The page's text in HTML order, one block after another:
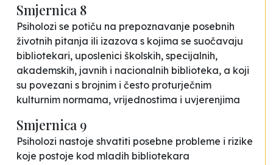
Smjernica 8
Psiholozi se potiču na prepoznavanje posebnih
životnih pitanja ili izazova s kojima se suočavaju
bibliotekari, uposlenici školskih, specijalnih,
akademskih, javnih i nacionalnih biblioteka, a koji
su povezani s brojnim i često proturječnim
kulturnim normama, vrijednostima i uvjerenjima
Smjernica 9
Psiholozi nastoje shvatiti posebne probleme i rizike
koje postoje kod mladih bibliotekara